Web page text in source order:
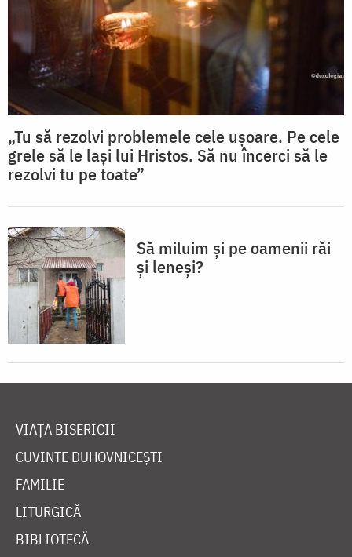
„Tu să rezolvi problemele cele ușoare. Pe cele
grele să le lași lui Hristos. Să nu încerci să le
rezolvi tu pe toate”
Să miluim și pe oamenii răi
și leneși?
VIAȚA BISERICII
CUVINTE DUHOVNICEȘTI
FAMILIE
LITURGICĂ
BIBLIOTECĂ